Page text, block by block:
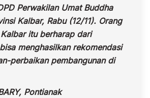
Perwakilan Umat Buddha
Kalbar, Rabu (12/11). Orang
itu berharap dari
menghasilkan rekomendasi
perbaikan pembangunan di
Pontianak